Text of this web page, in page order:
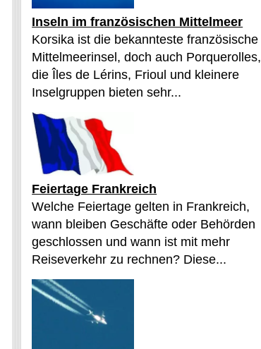
Inseln im französischen Mittelmeer
Korsika ist die bekannteste französische
Mittelmeerinsel, doch auch Porquerolles,
die Îles de Lérins, Frioul und kleinere
Inselgruppen bieten sehr...
Feiertage Frankreich
Welche Feiertage gelten in Frankreich,
wann bleiben Geschäfte oder Behörden
geschlossen und wann ist mit mehr
Reiseverkehr zu rechnen? Diese...